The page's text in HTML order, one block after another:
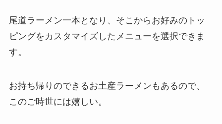
尾道ラーメン一本となり、そこからお好みのトッ
ピングをカスタマイズしたメニューを選択できま
す。
お持ち帰りのできるお土産ラーメンもあるので、
このご時世には嬉しい。